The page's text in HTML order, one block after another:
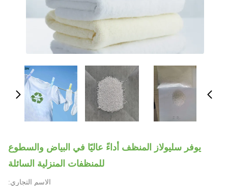
يوفر سليولاز المنظف أداءً عاليًا في البياض والسطوع
للمنظفات المنزلية السائلة
الاسم التجاري: